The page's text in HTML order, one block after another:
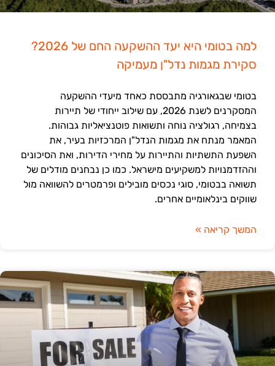
למה בטומי היא יעד ההשקעה החם של 2026?
סקירת מגמות נדל"ן מעמיקה
בטומי שבגאורגיה מתבססת כאחד מיעדי ההשקעה
המסקרנים לשנת 2026, עם שילוב ייחודי של תיירות
בצמיחה, רגולציה נוחה ותשואות פוטנציאליות גבוהות.
המאמר מנתח את מגמות הנדל"ן המרכזיות בעיר, את
השפעת התשתיות והתיירות על מחירי הדירות, ואת הסיכונים
וההזדמנויות למשקיעים מישראל. כמו כן נבחנים מודלים של
תשואה בבטומי, סוגי נכסים מובילים ופרמטרים להשוואה מול
שווקים בינלאומיים אחרים.
המשך קריאה »